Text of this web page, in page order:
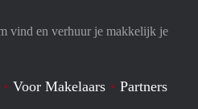
vind en verhuur je makkelijk je
Voor Makelaars
Partners